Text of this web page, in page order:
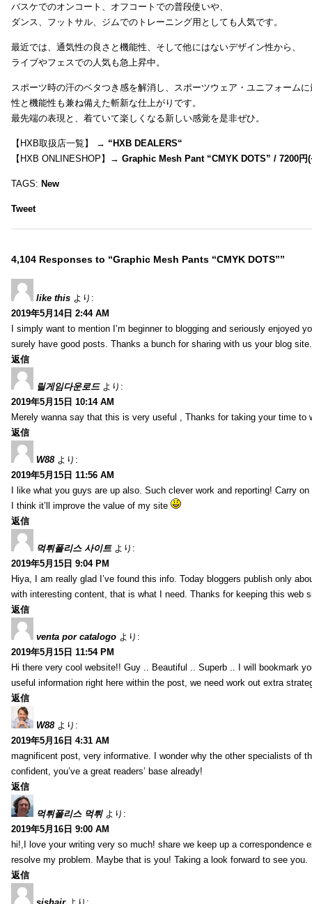
バスケでのオンコート、オフコートでの普段使いや、
ダンス、フットサル、ジムでのトレーニング用としても人気です。
最近では、通気性の良さと機能性、そして他にはないデザイン性から、
ライブやフェスでの人気も急上昇中。
スポーツ時の汗のベタつき感を解消し、スポーツウェア・ユニフォーム
性と機能性も兼ね備えた斬新な仕上がりです。
最先端の表現と、着ていて楽しくなる新しい感覚を是非ぜひ。
【HXB取扱店一覧】 → “HXB DEALERS“
【HXB ONLINESHOP】→ Graphic Mesh Pant “CMYK DOTS” / 7200円
TAGS: New
Tweet
4,104 Responses to “Graphic Mesh Pants “CMYK DOTS””
like this より:
2019年5月14日 2:44 AM
I simply want to mention I’m beginner to blogging and seriously enjoyed
surely have good posts. Thanks a bunch for sharing with us your blog site.
返信
릴게임다운로드 より:
2019年5月15日 10:14 AM
Merely wanna say that this is very useful , Thanks for taking your time to
返信
W88 より:
2019年5月15日 11:56 AM
I like what you guys are up also. Such clever work and reporting! Carry
I think it’ll improve the value of my site
返信
먹튀폴리스 사이트 より:
2019年5月15日 9:04 PM
Hiya, I am really glad I’ve found this info. Today bloggers publish only
with interesting content, that is what I need. Thanks for keeping this
返信
venta por catalogo より:
2019年5月15日 11:54 PM
Hi there very cool website!! Guy .. Beautiful .. Superb .. I will bookmark
useful information right here within the post, we need work out extra
返信
W88 より:
2019年5月16日 4:31 AM
magnificent post, very informative. I wonder why the other specialists of
confident, you’ve a great readers’ base already!
返信
먹튀폴리스 먹튀 より:
2019年5月16日 9:00 AM
hi!,I love your writing very so much! share we keep up a correspondence
resolve my problem. Maybe that is you! Taking a look forward to see you.
返信
sishair より: